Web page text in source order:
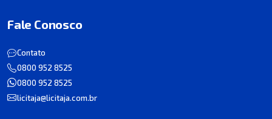
Fale Conosco
Contato
0800 952 8525
0800 952 8525
licitaja@licitaja.com.br